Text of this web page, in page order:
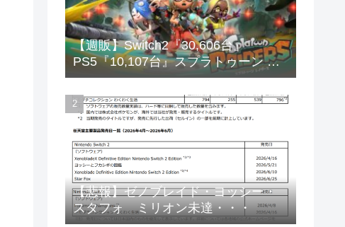
【週販】Switch2『30,606台』
PS5『10,107台』スプラトゥーン レ
イダース「73,542本」
【悲報】ゼノブレイド・ヨッシー・
スタフォ ミリオン未達・・・